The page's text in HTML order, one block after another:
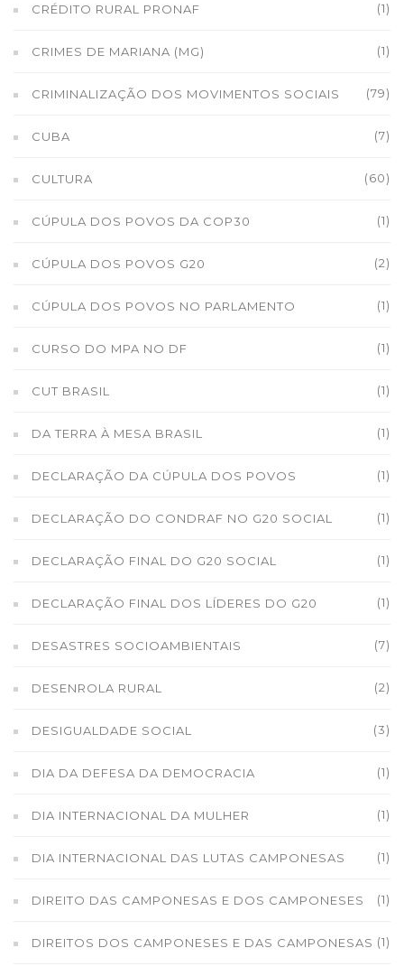
CRÉDITO RURAL PRONAF (1)
CRIMES DE MARIANA (MG) (1)
CRIMINALIZAÇÃO DOS MOVIMENTOS SOCIAIS (79)
CUBA (7)
CULTURA (60)
CÚPULA DOS POVOS DA COP30 (1)
CÚPULA DOS POVOS G20 (2)
CÚPULA DOS POVOS NO PARLAMENTO (1)
CURSO DO MPA NO DF (1)
CUT BRASIL (1)
DA TERRA À MESA BRASIL (1)
DECLARAÇÃO DA CÚPULA DOS POVOS (1)
DECLARAÇÃO DO CONDRAF NO G20 SOCIAL (1)
DECLARAÇÃO FINAL DO G20 SOCIAL (1)
DECLARAÇÃO FINAL DOS LÍDERES DO G20 (1)
DESASTRES SOCIOAMBIENTAIS (7)
DESENROLA RURAL (2)
DESIGUALDADE SOCIAL (3)
DIA DA DEFESA DA DEMOCRACIA (1)
DIA INTERNACIONAL DA MULHER (1)
DIA INTERNACIONAL DAS LUTAS CAMPONESAS (1)
DIREITO DAS CAMPONESAS E DOS CAMPONESES (1)
DIREITOS DOS CAMPONESES E DAS CAMPONESAS (1)